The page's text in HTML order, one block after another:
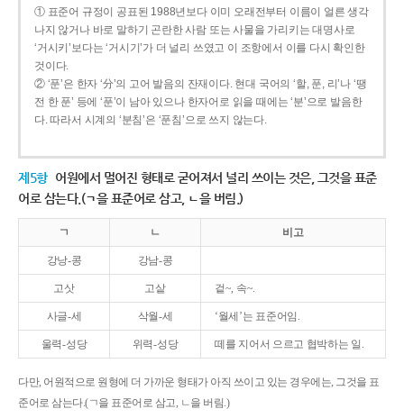
① 표준어 규정이 공표된 1988년보다 이미 오래전부터 이름이 얼른 생각
나지 않거나 바로 말하기 곤란한 사람 또는 사물을 가리키는 대명사로
‘거시키’보다는 ‘거시기’가 더 널리 쓰였고 이 조항에서 이를 다시 확인한
것이다.
② ‘푼’은 한자 ‘分’의 고어 발음의 잔재이다. 현대 국어의 ‘할, 푼, 리’나 ‘땡
전 한 푼’ 등에 ‘푼’이 남아 있으나 한자어로 읽을 때에는 ‘분’으로 발음한
다. 따라서 시계의 ‘분침’은 ‘푼침’으로 쓰지 않는다.
제5항 어원에서 멀어진 형태로 굳어져서 널리 쓰이는 것은, 그것을 표준
어로 삼는다.(ㄱ을 표준어로 삼고, ㄴ을 버림.)
ㄱ ㄴ 비고
강낭-콩 강남-콩
고삿 고샅 겉~, 속~.
사글-세 삭월-세 ‘월세’는 표준어임.
울력-성당 위력-성당 떼를 지어서 으르고 협박하는 일.
다만, 어원적으로 원형에 더 가까운 형태가 아직 쓰이고 있는 경우에는, 그것을 표
준어로 삼는다.(ㄱ을 표준어로 삼고, ㄴ을 버림.)